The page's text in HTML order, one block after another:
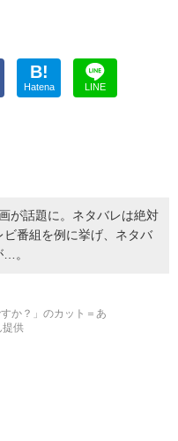
B!
Hatena LINE
が話題に。ネタバレは絶対
番組を例に挙げ、ネタバ
…。
か？」のカット＝あ
提供